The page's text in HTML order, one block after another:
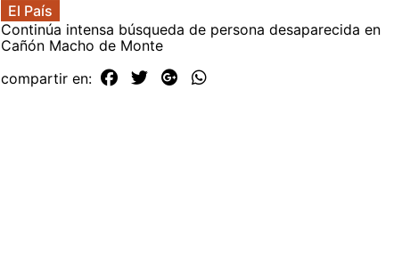
El País
Continúa intensa búsqueda de persona desaparecida en
Cañón Macho de Monte
compartir en: